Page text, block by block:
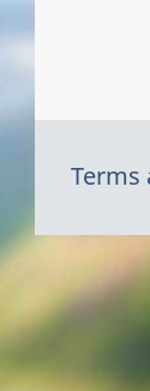
Terms